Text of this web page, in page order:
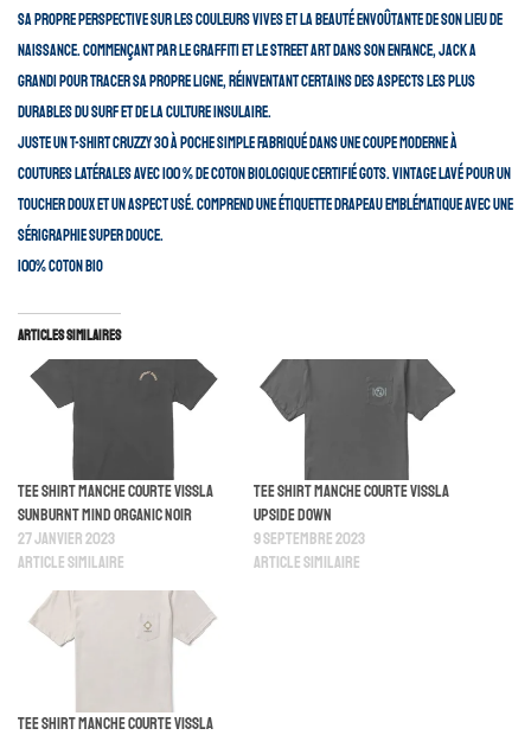
sa propre perspective sur les couleurs vives et la beauté envoûtante de son lieu de
naissance. Commençant par le graffiti et le street art dans son enfance, Jack a
grandi pour tracer sa propre ligne, réinventant certains des aspects les plus
durables du surf et de la culture insulaire.
Juste un t-shirt Cruzzy 30 à poche simple fabriqué dans une coupe moderne à
coutures latérales avec 100 % de coton biologique certifié GOTS. Vintage lavé pour un
toucher doux et un aspect usé. Comprend une étiquette drapeau emblématique avec une
sérigraphie super douce.
100% COTON BIO
Articles similaires
Tee Shirt Manche Courte Vissla
Sunburnt Mind Organic Noir
27 janvier 2023
Article similaire
Tee Shirt Manche Courte Vissla
Upside Down
9 septembre 2023
Article similaire
Tee Shirt Manche Courte Vissla